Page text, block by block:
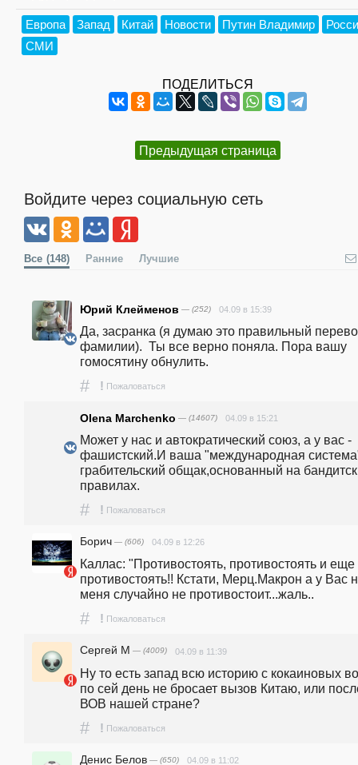
Европа Запад Китай Новости Путин Владимир
СМИ
ПОДЕЛИТЬСЯ
Предыдущая страница
Войдите через социальную сеть
Все (148) Ранние Лучшие
Юрий Клейменов — (252) 04.09 в 15:39
Да, засранка (я думаю это правильный
фамилии).  Ты все верно поняла. Пора вашу
гомосятину обнулить.
# ! Пожаловаться
Olena Marchenko — (14607) 04.09 в 15:21
Может у нас и автократический союз, а у вас -
фашистский.И ваша "международная
грабительский общак,основанный на
правилах.
# ! Пожаловаться
Борич — (606) 04.09 в 12:26
Каллас: "Противостоять, противостоять и еще
противостоять!! Кстати, Мерц.Макрон а у Вас
меня случайно не противостоит...жаль..
# ! Пожаловаться
Сергей М — (4009) 04.09 в 11:39
Ну то есть запад всю историю с кокаиновых
по сей день не бросает вызов Китаю, или
ВОВ нашей стране?
# ! Пожаловаться
Денис Белов — (650) 04.09 в 11:02